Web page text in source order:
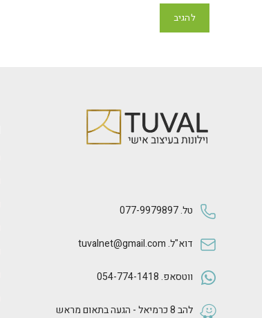
טל. 077-9979897
דוא"ל. tuvalnet@gmail.com
ווטסאפ. 054-774-1418
להב 8 כרמיאל - הגעה בתאום מראש